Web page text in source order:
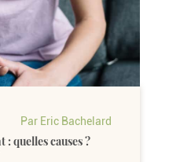
Par Eric Bachelard
quelles causes ?